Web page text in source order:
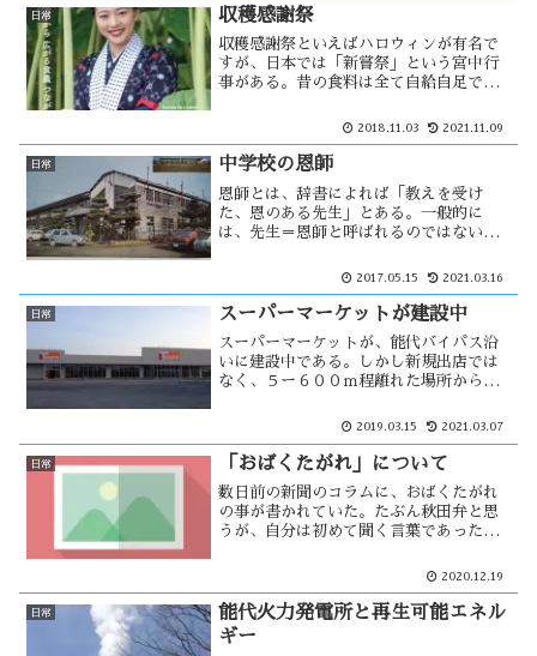
業中であった。それがリニューアルオー
プンしたが・・
日常 収穫感謝祭
収穫感謝祭といえばハロウィンが有名で
すが、日本では「新嘗祭」という宮中行
事がある。昔の食料は全て自給自足であ
ら、穀物を敬う事に特別な意味があった
われており、今年は秋田市が当番・・・
2018.11.03 2021.11.09
日常 中学校の恩師
恩師とは、辞書によれば「教えを受け
た、恩のある先生」とある。一般的に
は、先生＝恩師と呼ばれるのではないだ
その生徒の人生の分岐点に関係する事も
恩師が先日亡くなり葬儀に・・・
2017.05.15 2021.03.16
日常 スーパーマーケットが建設中
スーパーマーケットが、能代バイパス沿
いに建設中である。しかし新規出店では
なく、５ー６００ｍ程離れた場所からの
ピングセンターの東側に、イオン出店の
に対抗する意味もあるのかもしれない。
2019.03.15 2021.03.07
日常 「おばくたがれ」について
数日前の新聞のコラムに、おばくたがれ
の事が書かれていた。たぶん秋田弁と思
うが、自分は初めて聞く言葉であった。
言葉もあれば極一部の地域でしか使われ
その類なのだろうか・・・
2020.12.19
日常
能代火力発電所と再生可能エネル
ギー